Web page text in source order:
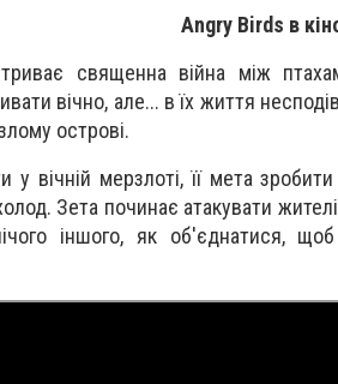
Angry Birds в
священна війна між
вічно, але... в їх життя
острові.
у вічній мерзлоті, її мета
Зета починає атакувати
іншого, як об'єднатися,